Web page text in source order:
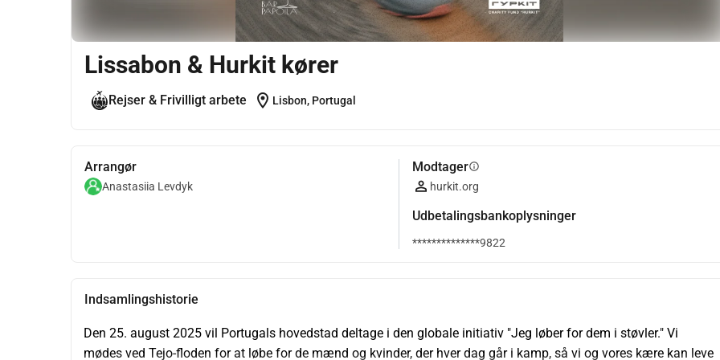
Lissabon & Hurkit kører
Rejser & Frivilligt arbete location_on Lisbon, Portugal
Arrangør
Anastasiia Levdyk
Modtagerinfo
hurkit.org
Udbetalingsbankoplysninger
**************9822
Indsamlingshistorie
Den 25. august 2025 vil Portugals hovedstad deltage i den globale initiativ "Jeg løber for dem i støvler." Vi
mødes ved Tejo-floden for at løbe for de mænd og kvinder, der hver dag går i kamp, så vi og vores kære kan leve